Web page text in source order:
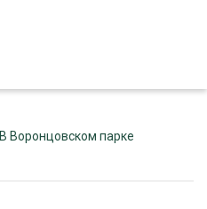
В Воронцовском парке